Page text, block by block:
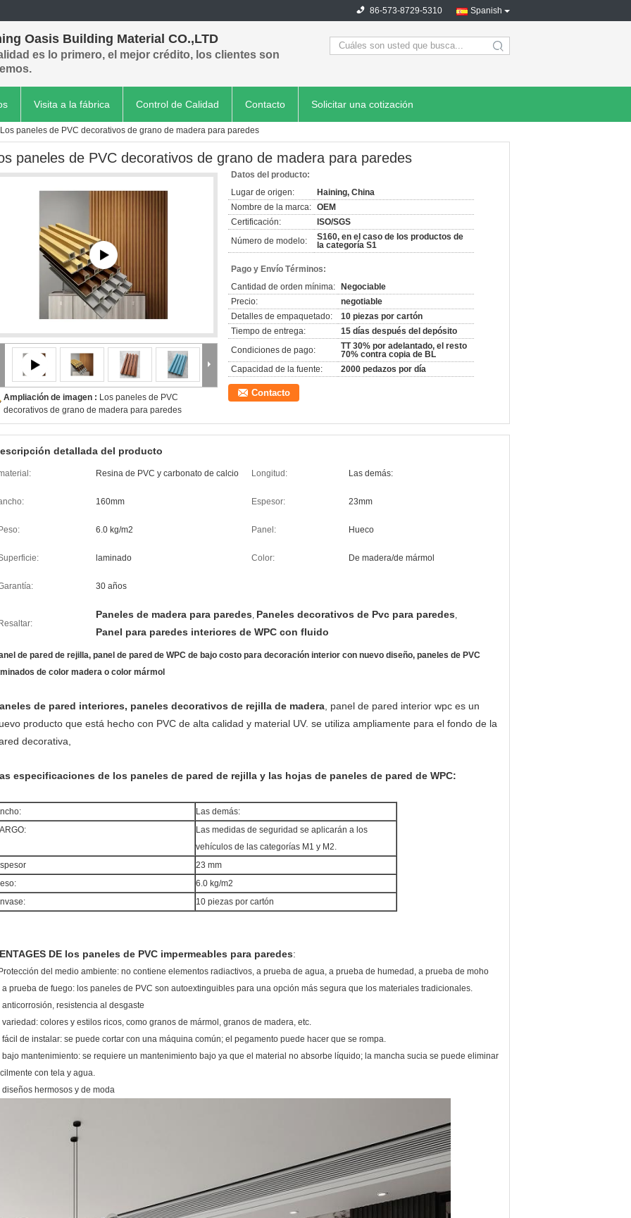
Spanish
86-573-8729-5310
Oasis Building Material CO.,LTD
es lo primero, el mejor crédito, los clientes son
search
Visita a la fábrica Control de Calidad Contacto Solicitar una cotización
Los paneles de PVC decorativos de grano de madera para paredes
paneles de PVC decorativos de grano de madera para paredes
Ampliación de imagen : Los paneles de PVC
decorativos de grano de madera para paredes
Datos del producto:
Lugar de origen:
Haining, China
Nombre de la marca: OEM
Certificación:
ISO/SGS
Número de modelo:
S160, en el caso de los productos de
la categoría S1
Pago y Envío Términos:
Cantidad de orden mínima:
Negociable
Precio:
negotiable
Detalles de empaquetado:
10 piezas por cartón
Tiempo de entrega:
15 días después del depósito
Condiciones de pago:
TT 30% por adelantado, el resto
70% contra copia de BL
Capacidad de la fuente:
2000 pedazos por día
Contacto
detallada del producto
Resina de PVC y carbonato de calcio Longitud: Las demás:
160mm Espesor: 23mm
Peso: 6.0 kg/m2 Panel: Hueco
laminado Color: De madera/de mármol
30 años
Resaltar:
Paneles de madera para paredes, Paneles decorativos de Pvc para paredes,
Panel para paredes interiores de WPC con fluido
de pared de rejilla, panel de pared de WPC de bajo costo para decoración interior con nuevo diseño, paneles de PVC
de color madera o color mármol
de pared interiores, paneles decorativos de rejilla de madera , panel de pared interior wpc es un
producto que está hecho con PVC de alta calidad y material UV. se utiliza ampliamente para el fondo de la
decorativa,
especificaciones de los paneles de pared de rejilla y las hojas de paneles de pared de WPC:
Las demás:
Las medidas de seguridad se aplicarán a los
vehículos de las categorías M1 y M2.
23 mm
6.0 kg/m2
10 piezas por cartón
DE los paneles de PVC impermeables para paredes:
del medio ambiente: no contiene elementos radiactivos, a prueba de agua, a prueba de humedad, a prueba de moho
a prueba de fuego: los paneles de PVC son autoextinguibles para una opción más segura que los materiales tradicionales.
anticorrosión, resistencia al desgaste
variedad: colores y estilos ricos, como granos de mármol, granos de madera, etc.
fácil de instalar: se puede cortar con una máquina común; el pegamento puede hacer que se rompa.
bajo mantenimiento: se requiere un mantenimiento bajo ya que el material no absorbe líquido; la mancha sucia se puede eliminar
con tela y agua.
diseños hermosos y de moda